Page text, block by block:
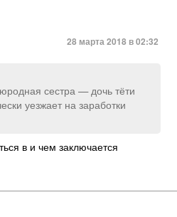
28 марта 2018 в 02:32
сестра — дочь тёти
уезжает на заработки
в и чем заключается